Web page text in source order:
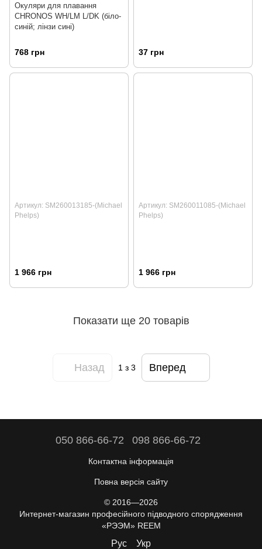
Окуляри для плавання
CHRONOS WH/LM L/DK (біло-
синій; лінзи сині)
768 грн 37 грн
Артикул: SM260013185-(Michael
Phelps)
1 966 грн
Артикул: SM260011085-(Michael
Phelps)
1 966 грн
Показати ще 20 товарів
Назад 1 з 3 Вперед
050 866-66-72 098 866-66-72
Контактна інформація
Повна версія сайту
© 2016—2026
Интернет-магазин професійного підводного спорядження
«РЭЭМ» REEM
Рус Укр